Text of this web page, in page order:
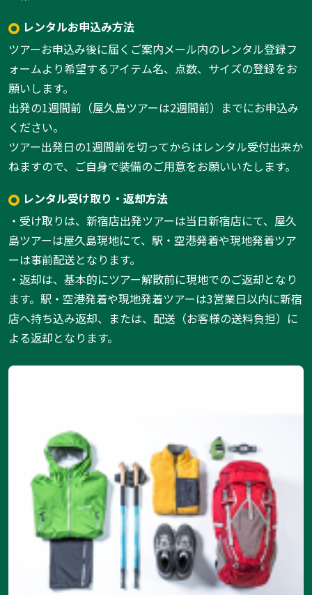
レンタルお申込み方法
ツアーお申込み後に届くご案内メール内のレンタル登録フ
ォームより希望するアイテム名、点数、サイズの登録をお
願いします。
出発の1週間前（屋久島ツアーは2週間前）までにお申込み
ください。
ツアー出発日の1週間前を切ってからはレンタル受付出来か
ねますので、ご自身で装備のご用意をお願いいたします。
レンタル受け取り・返却方法
・受け取りは、新宿店出発ツアーは当日新宿店にて、屋久
島ツアーは屋久島現地にて、駅・空港発着や現地発着ツア
ーは事前配送となります。
・返却は、基本的にツアー解散前に現地でのご返却となり
ます。駅・空港発着や現地発着ツアーは3営業日以内に新宿
店へ持ち込み返却、または、配送（お客様の送料負担）に
よる返却となります。